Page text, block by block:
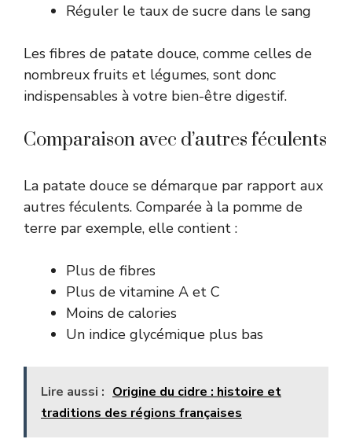
Réguler le taux de sucre dans le sang
Les fibres de patate douce, comme celles de
nombreux fruits et légumes, sont donc
indispensables à votre bien-être digestif.
Comparaison avec d’autres féculents
La patate douce se démarque par rapport aux
autres féculents. Comparée à la pomme de
terre par exemple, elle contient :
Plus de fibres
Plus de vitamine A et C
Moins de calories
Un indice glycémique plus bas
Lire aussi : Origine du cidre : histoire et
traditions des régions françaises